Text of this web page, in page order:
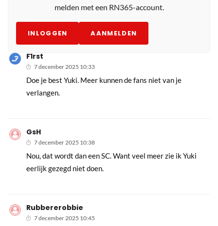
melden met een RN365-account.
INLOGGEN AANMELDEN
F1rst
7 december 2025 10:33
Doe je best Yuki. Meer kunnen de fans niet van je
verlangen.
GsH
7 december 2025 10:38
Nou, dat wordt dan een SC. Want veel meer zie ik Yuki
eerlijk gezegd niet doen.
Rubbererobbie
7 december 2025 10:45